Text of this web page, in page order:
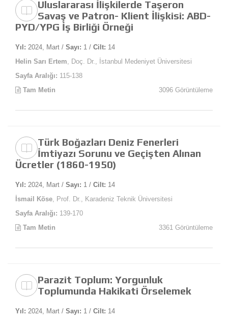
Uluslararası İlişkilerde Taşeron
Savaş ve Patron- Klient İlişkisi: ABD-
PYD/YPG İş Birliği Örneği
Yıl: 2024, Mart / Sayı: 1 / Cilt: 14
Helin Sarı Ertem, Doç. Dr., İstanbul Medeniyet Üniversitesi
Sayfa Aralığı: 115-138
Tam Metin
3096 Görüntüleme
Türk Boğazları Deniz Fenerleri
İmtiyazı Sorunu ve Geçişten Alınan
Ücretler (1860-1950)
Yıl: 2024, Mart / Sayı: 1 / Cilt: 14
İsmail Köse, Prof. Dr., Karadeniz Teknik Üniversitesi
Sayfa Aralığı: 139-170
Tam Metin
3361 Görüntüleme
Parazit Toplum: Yorgunluk
Toplumunda Hakikati Örselemek
Yıl: 2024, Mart / Sayı: 1 / Cilt: 14